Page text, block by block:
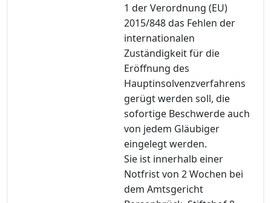
1 der Verordnung (EU)
2015/848 das Fehlen der
internationalen
Zuständigkeit für die
Eröffnung des
Hauptinsolvenzverfahrens
gerügt werden soll, die
sofortige Beschwerde auch
von jedem Gläubiger
eingelegt werden.
Sie ist innerhalb einer
Notfrist von 2 Wochen bei
dem Amtsgericht